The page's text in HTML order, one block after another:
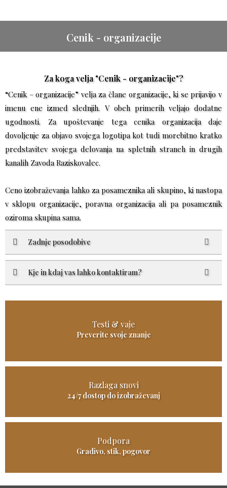
Cenik - organizacije
Za koga velja "Cenik - organizacije"?
“Cenik – organizacije” velja za člane organizacije, ki se prijavijo v
imenu ene izmed slednjih. V obeh primerih veljajo dodatne
ugodnosti. Za upoštevanje tega cenika organizacija daje
dovoljenje za objavo svojega logotipa kot tudi morebitno kratko
predstavitev svojega delovanja na spletnih straneh in drugih
kanalih Zavoda Raziskovalec.
Ceno izobraževanja lahko za posameznika ali skupino, ki nastopa
v sklopu organizacije, poravna organizacija ali pa posameznik
oziroma skupina sama.
Zadnje posodobive
Kje in kdaj vas lahko kontaktiram?
Testi & vaje
Preverite svoje znanje
Razlaga snovi
24/7 dostop do izobraževanj
Podpora
Gradivo, stik, pogovor